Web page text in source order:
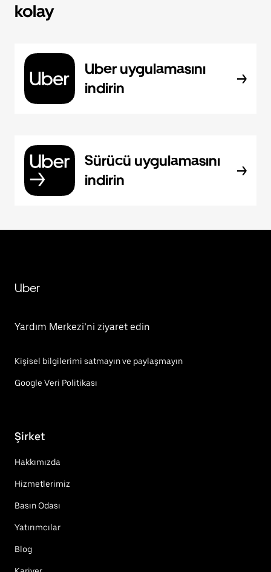
kolay
Uber uygulamasını
indirin
Sürücü uygulamasını
indirin
Uber
Yardım Merkezi’ni ziyaret edin
Kişisel bilgilerimi satmayın ve paylaşmayın
Google Veri Politikası
Şirket
Hakkımızda
Hizmetlerimiz
Basın Odası
Yatırımcılar
Blog